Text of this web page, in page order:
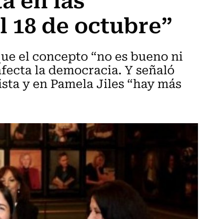
de octubre”
el concepto “no es bueno ni
la democracia. Y señaló
y en Pamela Jiles “hay más